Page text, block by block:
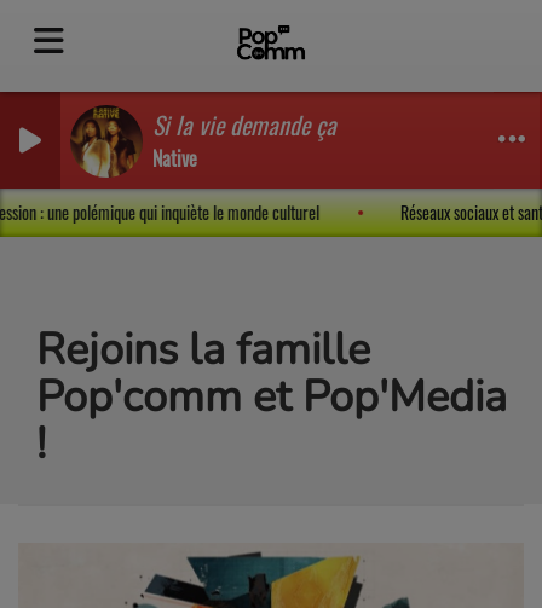
Si la vie demande ça
Native
: une polémique qui inquiète le monde culturel Réseaux sociaux
Rejoins la famille
Pop'comm et Pop'Media
!